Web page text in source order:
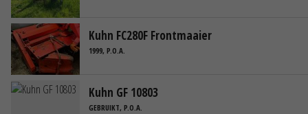
Kuhn FC280F Frontmaaier
1999, P.O.A.
Kuhn GF 10803
GEBRUIKT, P.O.A.